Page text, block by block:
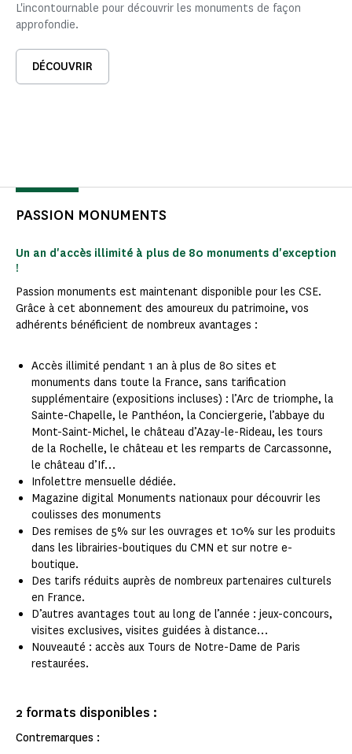
L'incontournable pour découvrir les monuments de façon
approfondie.
DÉCOUVRIR
PASSION MONUMENTS
Un an d'accès illimité à plus de 80 monuments d'exception
!
Passion monuments est maintenant disponible pour les CSE.
Grâce à cet abonnement des amoureux du patrimoine, vos
adhérents bénéficient de nombreux avantages :
Accès illimité pendant 1 an à plus de 80 sites et
monuments dans toute la France, sans tarification
supplémentaire (expositions incluses) : l’Arc de triomphe, la
Sainte-Chapelle, le Panthéon, la Conciergerie, l’abbaye du
Mont-Saint-Michel, le château d’Azay-le-Rideau, les tours
de la Rochelle, le château et les remparts de Carcassonne,
le château d’If…
Infolettre mensuelle dédiée.
Magazine digital Monuments nationaux pour découvrir les
coulisses des monuments
Des remises de 5% sur les ouvrages et 10% sur les produits
dans les librairies-boutiques du CMN et sur notre e-
boutique.
Des tarifs réduits auprès de nombreux partenaires culturels
en France.
D’autres avantages tout au long de l’année : jeux-concours,
visites exclusives, visites guidées à distance…
Nouveauté : accès aux Tours de Notre-Dame de Paris
restaurées.
2 formats disponibles :
Contremarques :